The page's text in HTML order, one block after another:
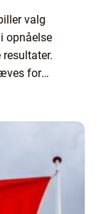
valg
opnåelse
for